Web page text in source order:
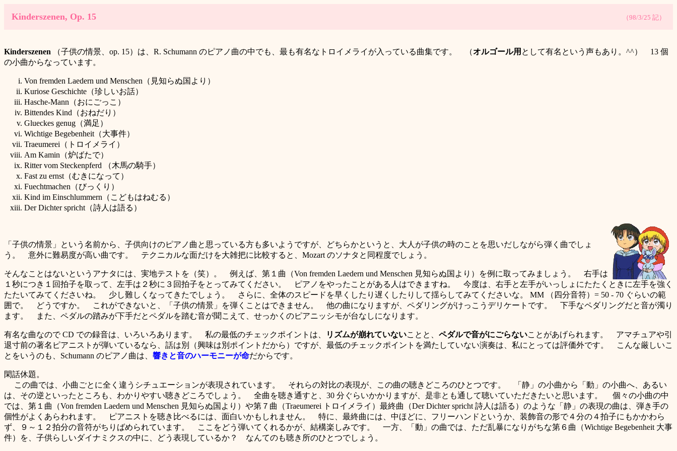
Kinderszenen, Op. 15 （98/3/25 記）
Kinderszenen （子供の情景、op. 15）は、R. Schumann のピアノ曲の中でも、最も有名なトロイメライが入っている曲集です。 （オルゴール用 として有名という声もあり。^^） 13 個
の小曲からなっています。
Von fremden Laedern und Menschen（見知らぬ国より）
Kuriose Geschichte（珍しいお話）
Hasche-Mann（おにごっこ）
Bittendes Kind（おねだり）
Glueckes genug（満足）
Wichtige Begebenheit（大事件）
Traeumerei（トロイメライ）
Am Kamin（炉ばたで）
Ritter vom Steckenpferd （木馬の騎手）
Fast zu ernst（むきになって）
Fuechtmachen（びっくり）
Kind im Einschlummern（こどもはねむる）
Der Dichter spricht（詩人は語る）
「子供の情景」という名前から、子供向けのピアノ曲と思っている方も多いようですが、どちらかというと、大人が子供の時のことを思いだしながら弾く曲でしょ
う。 意外に難易度が高い曲です。 テクニカルな面だけを大雑把に比較すると、Mozart のソナタと同程度でしょう。
そんなことはないというアナタには、実地テストを（笑）。 例えば、第１曲（Von fremden Laedern und Menschen 見知らぬ国より）を例に取ってみましょう。 右手は
１秒につき１回拍子を取って、左手は２秒に３回拍子をとってみてください。 ピアノをやったことがある人はできますね。 今度は、右手と左手がいっしょにたたくときに左手を強く
たたいてみてくださいね。 少し難しくなってきたでしょう。 さらに、全体のスピードを早くしたり遅くしたりして揺らしてみてくださいな。 MM （四分音符）= 50 - 70 ぐらいの範
囲で。 どうですか。 これができないと、「子供の情景」を弾くことはできません。 他の曲になりますが、ペダリングがけっこうデリケートです。 下手なペダリングだと音が濁り
ます。 また、ペダルの踏みが下手だとペダルを踏む音が聞こえて、せっかくのピアニッシモが台なしになります。
有名な曲なので CD での録音は、いろいろあります。 私の最低のチェックポイントは、 リズムが崩れていないことと、 ペダルで音がにごらないことがあげられます。 アマチュアや引
退寸前の著名ピアニストが弾いているなら、話は別（興味は別ポイントだから）ですが、最低のチェックポイントを満たしていない演奏は、私にとっては評価外です。 こんな厳しいこ
とをいうのも、Schumann のピアノ曲は、響きと音のハーモニーが命だからです。
閑話休題。
この曲では、小曲ごとに全く違うシチュエーションが表現されています。 それらの対比の表現が、この曲の聴きどころのひとつです。 「静」の小曲から「動」の小曲へ、あるい
は、その逆といったところも、わかりやすい聴きどころでしょう。 全曲を聴き通すと、30 分ぐらいかかりますが、是非とも通して聴いていただきたいと思います。 個々の小曲の中
では、第１曲（Von fremden Laedern und Menschen 見知らぬ国より）や第７曲（Traeumerei トロイメライ）最終曲（Der Dichter spricht 詩人は語る）のような「静」の表現の曲は、弾き手の
個性がよくあらわれます。 ピアニストを聴き比べるには、面白いかもしれません。 特に、最終曲には、中ほどに、フリーハンドというか、装飾音の形で４分の４拍子にもかかわら
ず、９～１２拍分の音符がちりばめられています。 ここをどう弾いてくれるかが、結構楽しみです。 一方、「動」の曲では、ただ乱暴になりがちな第６曲（Wichtige Begebenheit 大事
件）を、子供らしいダイナミクスの中に、どう表現しているか？ なんてのも聴き所のひとつでしょう。